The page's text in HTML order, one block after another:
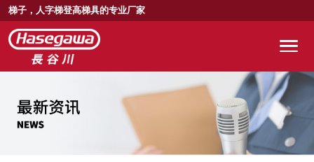
梯子，人字梯登高梯具的专业厂家